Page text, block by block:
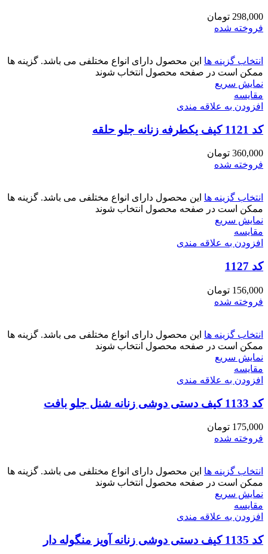
298,000 تومان
فروخته شده
انتخاب گزینه ها این محصول دارای انواع مختلفی می باشد. گزینه ها
ممکن است در صفحه محصول انتخاب شوند
نمایش سریع
مقايسه
افزودن به علاقه مندی
کد 1121 کیف یکطرفه زنانه جلو حلقه
360,000 تومان
فروخته شده
انتخاب گزینه ها این محصول دارای انواع مختلفی می باشد. گزینه ها
ممکن است در صفحه محصول انتخاب شوند
نمایش سریع
مقايسه
افزودن به علاقه مندی
کد 1127
156,000 تومان
فروخته شده
انتخاب گزینه ها این محصول دارای انواع مختلفی می باشد. گزینه ها
ممکن است در صفحه محصول انتخاب شوند
نمایش سریع
مقايسه
افزودن به علاقه مندی
کد 1133 کیف دستی دوشی زنانه شنل جلو بافت
175,000 تومان
فروخته شده
انتخاب گزینه ها این محصول دارای انواع مختلفی می باشد. گزینه ها
ممکن است در صفحه محصول انتخاب شوند
نمایش سریع
مقايسه
افزودن به علاقه مندی
کد 1135 کیف دستی دوشی زنانه آویز منگوله دار